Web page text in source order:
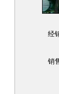
经销
销售